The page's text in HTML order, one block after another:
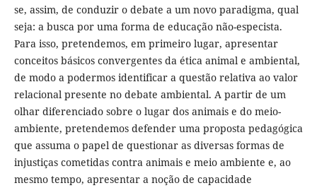
se, assim, de conduzir o debate a um novo paradigma, qual
seja: a busca por uma forma de educação não-especista.
Para isso, pretendemos, em primeiro lugar, apresentar
conceitos básicos convergentes da ética animal e ambiental,
de modo a podermos identificar a questão relativa ao valor
relacional presente no debate ambiental. A partir de um
olhar diferenciado sobre o lugar dos animais e do meio-
ambiente, pretendemos defender uma proposta pedagógica
que assuma o papel de questionar as diversas formas de
injustiças cometidas contra animais e meio ambiente e, ao
mesmo tempo, apresentar a noção de capacidade